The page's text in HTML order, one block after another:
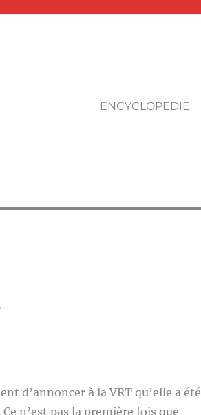
ENCYCLOPEDIE
d’annoncer à la VRT qu’elle a été
n’est pas la première fois que